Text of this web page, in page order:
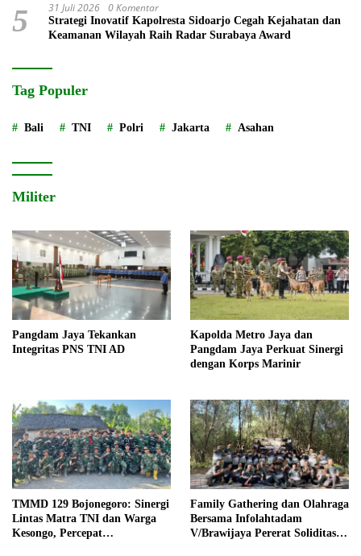
5 31 Juli 2026 0 Komentar
Strategi Inovatif Kapolresta Sidoarjo Cegah Kejahatan dan
Keamanan Wilayah Raih Radar Surabaya Award
Tag Populer
Bali TNI Polri Jakarta Asahan
Militer
Pangdam Jaya Tekankan
Integritas PNS TNI AD
Kapolda Metro Jaya dan
Pangdam Jaya Perkuat Sinergi
dengan Korps Marinir
TMMD 129 Bojonegoro: Sinergi
Lintas Matra TNI dan Warga
Kesongo, Percepat
Family Gathering dan Olahraga
Bersama Infolahtadam
V/Brawijaya Pererat Soliditas